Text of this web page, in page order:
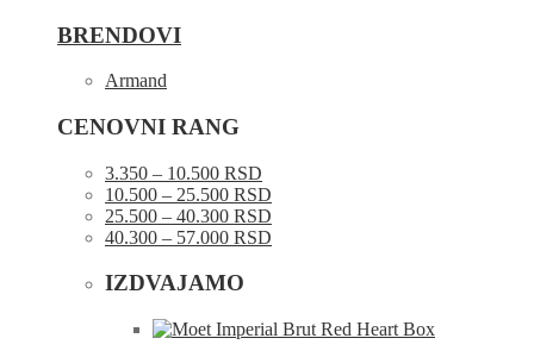
BRENDOVI
Armand
CENOVNI RANG
3.350 – 10.500 RSD
10.500 – 25.500 RSD
25.500 – 40.300 RSD
40.300 – 57.000 RSD
IZDVAJAMO